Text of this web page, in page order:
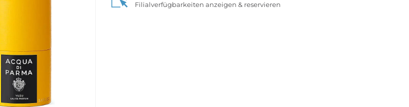
Filialverfügbarkeiten anzeigen & reservieren